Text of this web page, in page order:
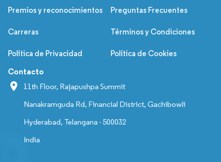
Premios y reconocimientos Preguntas Frecuentes
Carreras Términos y Condiciones
Política de Privacidad Política de Cookies
Contacto
11th Floor, Rajapushpa Summit
Nanakramguda Rd, Financial District, Gachibowli
Hyderabad, Telangana - 500032
India